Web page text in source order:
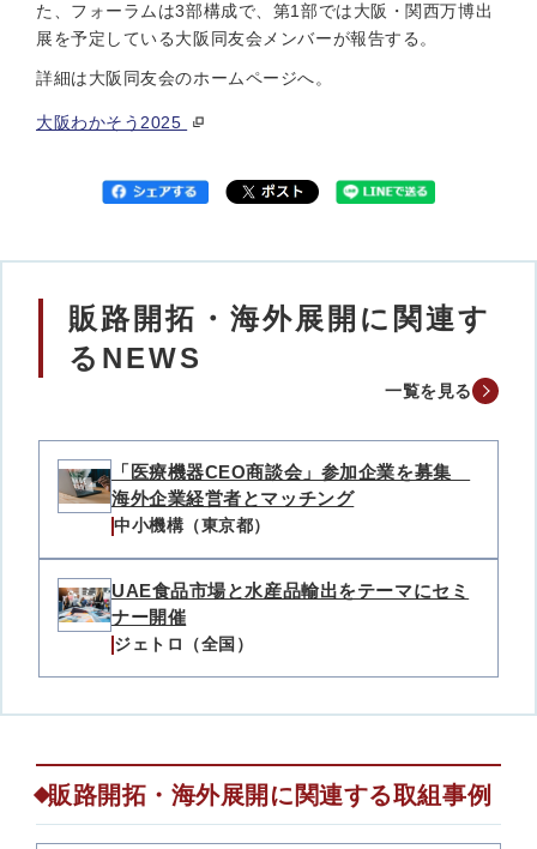
た、フォーラムは3部構成で、第1部では大阪・関西万博出
展を予定している大阪同友会メンバーが報告する。
詳細は大阪同友会のホームページへ。
大阪わかそう2025
販路開拓・海外展開に関連す
るNEWS
一覧を見る
「医療機器CEO商談会」参加企業を募集
海外企業経営者とマッチング
中小機構（東京都）
UAE食品市場と水産品輸出をテーマにセミ
ナー開催
ジェトロ（全国）
販路開拓・海外展開に関連する取組事例